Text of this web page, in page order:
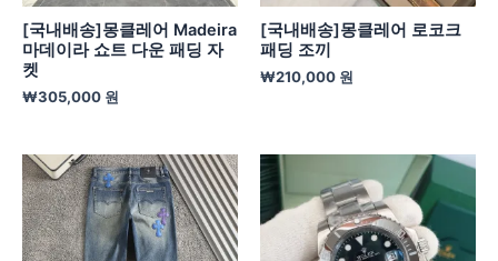
[국내배송]몽클레어 Madeira
마데이라 쇼트 다운 패딩 자
켓
₩305,000 원
[국내배송]몽클레어 로코크
패딩 조끼
₩210,000 원